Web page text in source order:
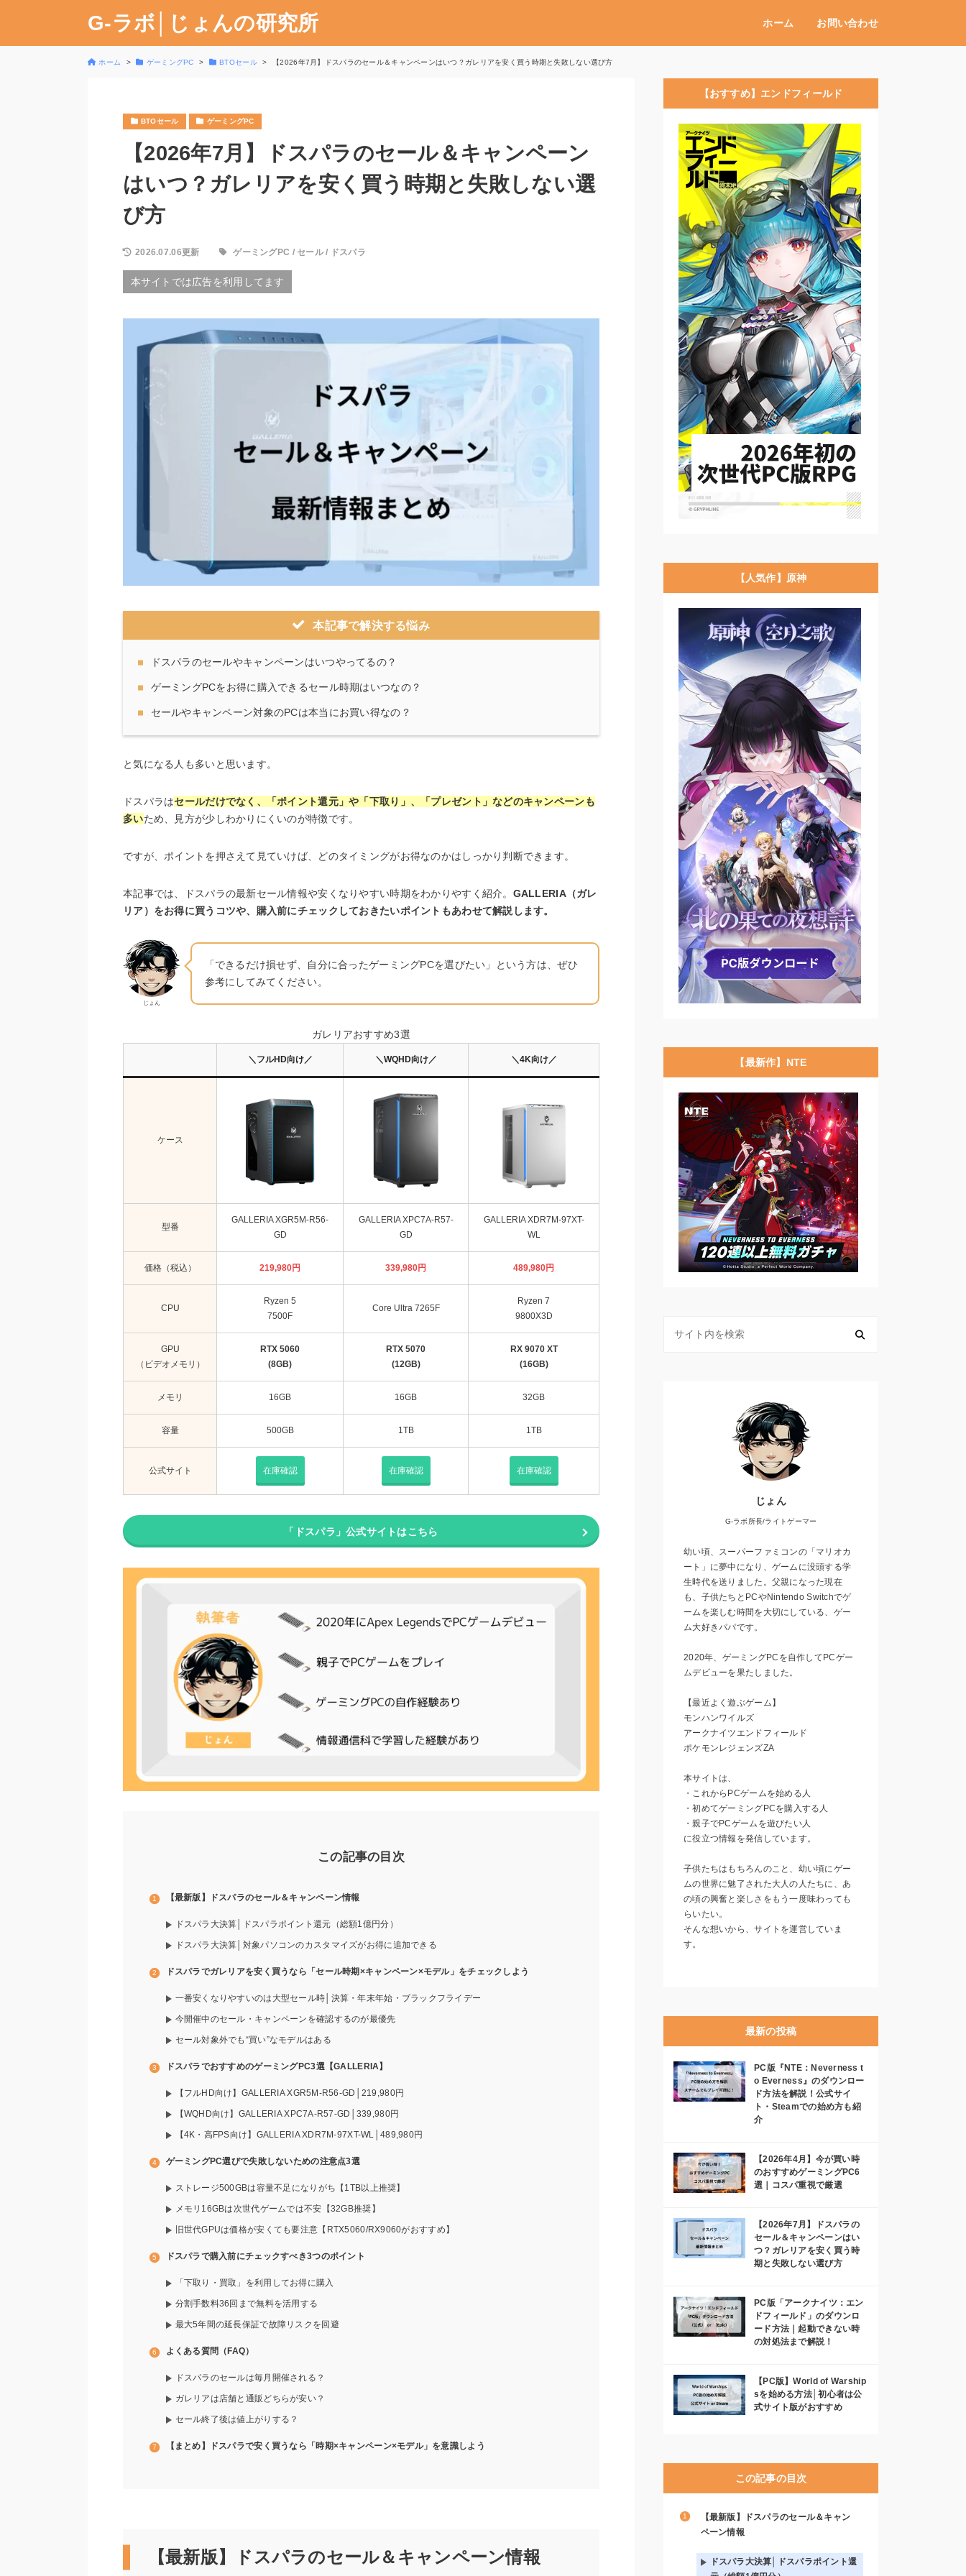
G-ラボ│じょんの研究所 ホーム お問い合わせ
ホーム ゲーミングPC BTOセール 【2026年7月】ドスパラのセール＆キャンペーンはいつ？ガレリアを安く買う時期と失敗しない選び方
BTOセール ゲーミングPC
【2026年7月】ドスパラのセール＆キャンペーン
はいつ？ガレリアを安く買う時期と失敗しない選
び方
2026.07.06更新 ゲーミングPC / セール / ドスパラ
本サイトでは広告を利用してます
本記事で解決する悩み
ドスパラのセールやキャンペーンはいつやってるの？
ゲーミングPCをお得に購入できるセール時期はいつなの？
セールやキャンペーン対象のPCは本当にお買い得なの？
と気になる人も多いと思います。
ドスパラはセールだけでなく、「ポイント還元」や「下取り」、「プレゼント」などのキャンペーンも
多いため、見方が少しわかりにくいのが特徴です。
ですが、ポイントを押さえて見ていけば、どのタイミングがお得なのかはしっかり判断できます。
本記事では、ドスパラの最新セール情報や安くなりやすい時期をわかりやすく紹介。 GALLERIA（ガレ
リア）をお得に買うコツや、購入前にチェックしておきたいポイントもあわせて解説します。
じょん
「できるだけ損せず、自分に合ったゲーミングPCを選びたい」という方は、ぜひ
参考にしてみてください。
ガレリアおすすめ3選
＼フルHD向け／ ＼WQHD向け／ ＼4K向け／
ケース
型番
GALLERIA XGR5M-R56-
GD
GALLERIA XPC7A-R57-
GD
GALLERIA XDR7M-97XT-
WL
価格（税込） 219,980円 339,980円 489,980円
CPU
Ryzen 5
7500F
Core Ultra 7265F
Ryzen 7
9800X3D
GPU
（ビデオメモリ）
RTX 5060
(8GB)
RTX 5070
(12GB)
RX 9070 XT
(16GB)
メモリ 16GB 16GB 32GB
容量 500GB 1TB 1TB
公式サイト 在庫確認 在庫確認 在庫確認
「ドスパラ」公式サイトはこちら
この記事の目次
【最新版】ドスパラのセール＆キャンペーン情報
ドスパラ大決算│ドスパラポイント還元（総額1億円分）
ドスパラ大決算│対象パソコンのカスタマイズがお得に追加できる
ドスパラでガレリアを安く買うなら「セール時期×キャンペーン×モデル」をチェックしよう
一番安くなりやすいのは大型セール時│決算・年末年始・ブラックフライデー
今開催中のセール・キャンペーンを確認するのが最優先
セール対象外でも“買い”なモデルはある
ドスパラでおすすめのゲーミングPC3選【GALLERIA】
【フルHD向け】GALLERIA XGR5M-R56-GD│219,980円
【WQHD向け】GALLERIA XPC7A-R57-GD│339,980円
【4K・高FPS向け】GALLERIA XDR7M-97XT-WL│489,980円
ゲーミングPC選びで失敗しないための注意点3選
ストレージ500GBは容量不足になりがち【1TB以上推奨】
メモリ16GBは次世代ゲームでは不安【32GB推奨】
旧世代GPUは価格が安くても要注意【RTX5060/RX9060がおすすめ】
ドスパラで購入前にチェックすべき3つのポイント
「下取り・買取」を利用してお得に購入
分割手数料36回まで無料を活用する
最大5年間の延長保証で故障リスクを回避
よくある質問（FAQ）
ドスパラのセールは毎月開催される？
ガレリアは店舗と通販どちらが安い？
セール終了後は値上がりする？
【まとめ】ドスパラで安く買うなら「時期×キャンペーン×モデル」を意識しよう
【最新版】ドスパラのセール＆キャンペーン情報
【おすすめ】エンドフィールド
【人気作】原神
【最新作】NTE
じょん
G-ラボ所長/ライトゲーマー
幼い頃、スーパーファミコンの「マリオカ
ート」に夢中になり、ゲームに没頭する学
生時代を送りました。父親になった現在
も、子供たちとPCやNintendo Switchでゲ
ームを楽しむ時間を大切にしている、ゲー
ム大好きパパです。
2020年、ゲーミングPCを自作してPCゲー
ムデビューを果たしました。
【最近よく遊ぶゲーム】
モンハンワイルズ
アークナイツエンドフィールド
ポケモンレジェンズZA
本サイトは、
・これからPCゲームを始める人
・初めてゲーミングPCを購入する人
・親子でPCゲームを遊びたい人
に役立つ情報を発信しています。
子供たちはもちろんのこと、幼い頃にゲー
ムの世界に魅了された大人の人たちに、あ
の頃の興奮と楽しさをもう一度味わっても
らいたい。
そんな想いから、サイトを運営していま
す。
最新の投稿
PC版『NTE：Neverness t
o Everness』のダウンロー
ド方法を解説！公式サイ
ト・Steamでの始め方も紹
介
【2026年4月】今が買い時
のおすすめゲーミングPC6
選｜コスパ重視で厳選
【2026年7月】ドスパラの
セール＆キャンペーンはい
つ？ガレリアを安く買う時
期と失敗しない選び方
PC版「アークナイツ：エン
ドフィールド」のダウンロ
ード方法｜起動できない時
の対処法まで解説！
【PC版】World of Warship
sを始める方法│初心者は公
式サイト版がおすすめ
この記事の目次
【最新版】ドスパラのセール＆キャン
ペーン情報
ドスパラ大決算│ドスパラポイント還